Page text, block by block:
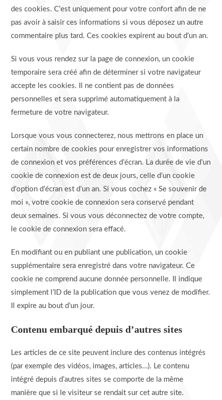
des cookies. C’est uniquement pour votre confort afin de ne
pas avoir à saisir ces informations si vous déposez un autre
commentaire plus tard. Ces cookies expirent au bout d’un an.
Si vous vous rendez sur la page de connexion, un cookie
temporaire sera créé afin de déterminer si votre navigateur
accepte les cookies. Il ne contient pas de données
personnelles et sera supprimé automatiquement à la
fermeture de votre navigateur.
Lorsque vous vous connecterez, nous mettrons en place un
certain nombre de cookies pour enregistrer vos informations
de connexion et vos préférences d’écran. La durée de vie d’un
cookie de connexion est de deux jours, celle d’un cookie
d’option d’écran est d’un an. Si vous cochez « Se souvenir de
moi », votre cookie de connexion sera conservé pendant
deux semaines. Si vous vous déconnectez de votre compte,
le cookie de connexion sera effacé.
En modifiant ou en publiant une publication, un cookie
supplémentaire sera enregistré dans votre navigateur. Ce
cookie ne comprend aucune donnée personnelle. Il indique
simplement l’ID de la publication que vous venez de modifier.
Il expire au bout d’un jour.
Contenu embarqué depuis d’autres sites
Les articles de ce site peuvent inclure des contenus intégrés
(par exemple des vidéos, images, articles…). Le contenu
intégré depuis d’autres sites se comporte de la même
manière que si le visiteur se rendait sur cet autre site.